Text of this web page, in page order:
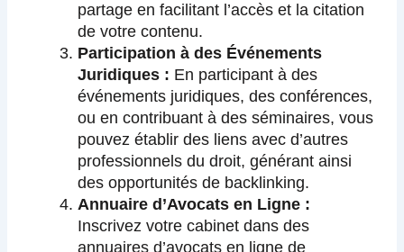
partage en facilitant l’accès et la citation
de votre contenu.
Participation à des Événements
Juridiques : En participant à des
événements juridiques, des conférences,
ou en contribuant à des séminaires, vous
pouvez établir des liens avec d’autres
professionnels du droit, générant ainsi
des opportunités de backlinking.
Annuaire d’Avocats en Ligne :
Inscrivez votre cabinet dans des
annuaires d’avocats en ligne de